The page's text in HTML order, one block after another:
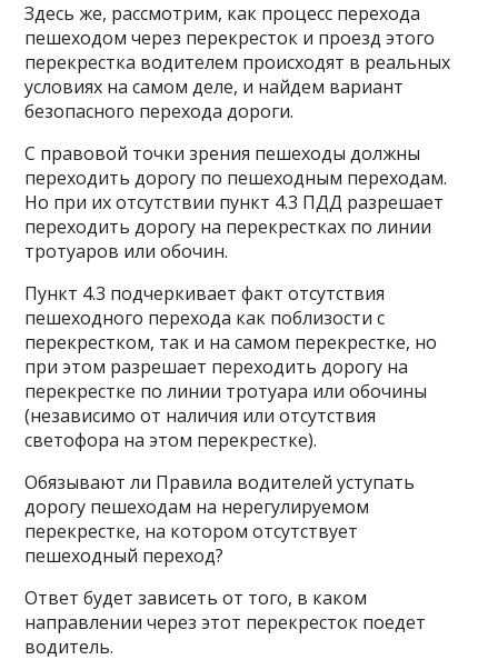
Здесь же, рассмотрим, как процесс перехода
пешеходом через перекресток и проезд этого
перекрестка водителем происходят в реальных
условиях на самом деле, и найдем вариант
безопасного перехода дороги.
С правовой точки зрения пешеходы должны
переходить дорогу по пешеходным переходам.
Но при их отсутствии пункт 4.3 ПДД разрешает
переходить дорогу на перекрестках по линии
тротуаров или обочин.
Пункт 4.3 подчеркивает факт отсутствия
пешеходного перехода как поблизости с
перекрестком, так и на самом перекрестке, но
при этом разрешает переходить дорогу на
перекрестке по линии тротуара или обочины
(независимо от наличия или отсутствия
светофора на этом перекрестке).
Обязывают ли Правила водителей уступать
дорогу пешеходам на нерегулируемом
перекрестке, на котором отсутствует
пешеходный переход?
Ответ будет зависеть от того, в каком
направлении через этот перекресток поедет
водитель.